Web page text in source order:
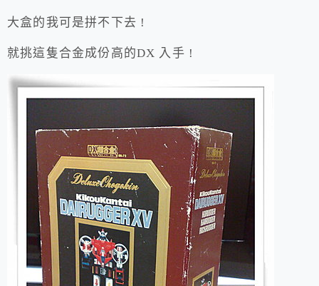
大盒的我可是拼不下去 !
就挑這隻合金成份高的DX 入手 !